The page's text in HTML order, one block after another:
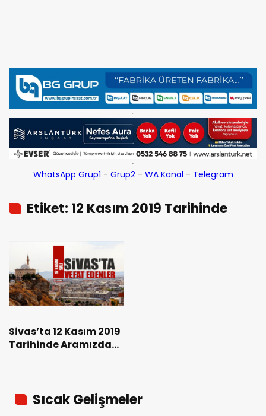
WhatsApp Grup1 - Grup2- WA Kanal - Telegram
Etiket: 12 Kasım 2019 Tarihinde
Sivas’ta 12 Kasım 2019
Tarihinde Aramızdan
Sıcak Gelişmeler